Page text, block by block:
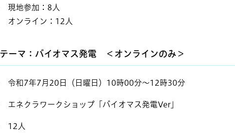
地参加：8人
ン：12人
ーマ：バイオマス発電​ ＜オンラインのみ＞
令和7年7月20日（日曜日）10時00分～12時30分
クラワークショップ「バイオマス発電Ver」
人